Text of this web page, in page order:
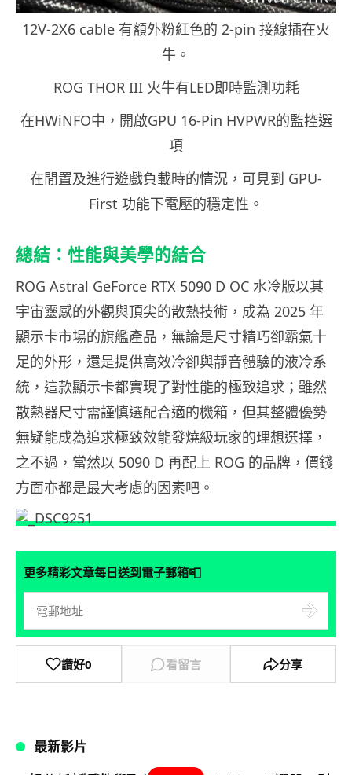
12V-2X6 cable 有額外粉紅色的 2-pin 接線插在火
牛。
ROG THOR III 火牛有LED即時監測功耗
在HWiNFO中，開啟GPU 16-Pin HVPWR的監控選
項
在閒置及進行遊戲負載時的情況，可見到 GPU-
First 功能下電壓的穩定性。
總結：性能與美學的結合
ROG Astral GeForce RTX 5090 D OC 水冷版以其
宇宙靈感的外觀與頂尖的散熱技術，成為 2025 年
顯示卡市場的旗艦產品，無論是尺寸精巧卻霸氣十
足的外形，還是提供高效冷卻與靜音體驗的液冷系
統，這款顯示卡都實現了對性能的極致追求；雖然
散熱器尺寸需謹慎選配合適的機箱，但其整體優勢
無疑能成為追求極致效能發燒級玩家的理想選擇，
之不過，當然以 5090 D 再配上 ROG 的品牌，價錢
方面亦都是最大考慮的因素吧。
更多精彩文章每日送到電子郵箱📮
讚好0 看留言 分享
最新影片